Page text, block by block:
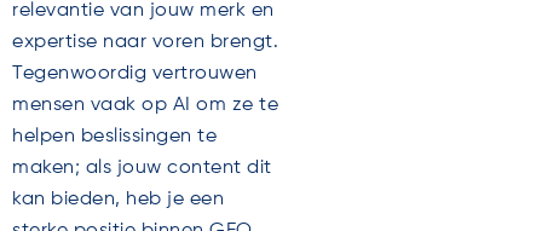
relevantie van jouw merk en
expertise naar voren brengt.
Tegenwoordig vertrouwen
mensen vaak op AI om ze te
helpen beslissingen te
maken; als jouw content dit
kan bieden, heb je een